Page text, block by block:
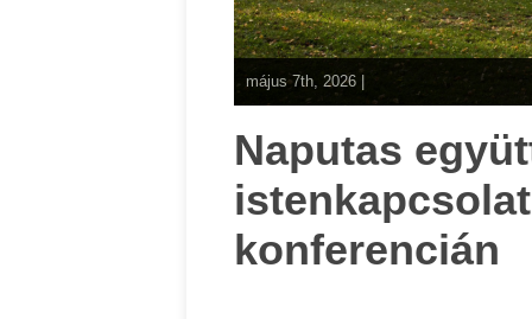
május 7th, 2026 |
Naputas
konferencián